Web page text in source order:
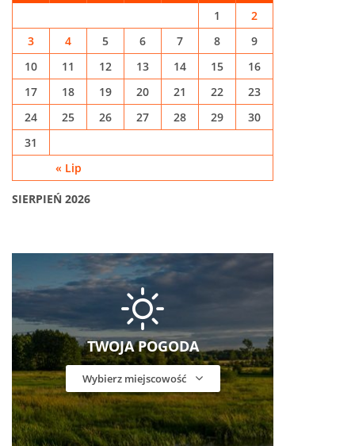
SIERPIEŃ 2026
« Lip
1
2
3
4 5 6 7 8
9
10
11 12 13 14 15
16
17
18 19 20 21 22
23
24
25 26 27 28 29
30
31
TWOJA POGODA
Wybierz miejscowość